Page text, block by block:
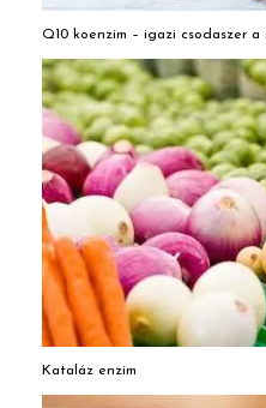
Q10 koenzim – igazi csodaszer a
Kataláz enzim